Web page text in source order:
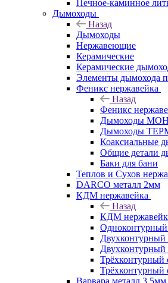
Печное-каминное
Дымоходы
Назад
Дымоходы
Нержавеющие
Керамические
Керамические
Элементы дымохода
Феникс нержавейка
Назад
Феникс
Дымоходы
Дымоходы
Коаксиальные
Общие детали
Баки для бани
Теплов и Сухов
DARCO металл 2мм
КДМ нержавейка
Назад
КДМ
Двухконтурный
Двухконтурный
Трёхконтурный
Трёхконтурный
Варвара металл 3,5мм